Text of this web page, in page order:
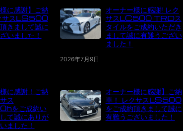
に感謝】ご納
サスLS500
きまして誠に
いました！
2026年7月9日
オーナー様に感謝! レク
サスLC500 TRDス
タイルをご成約いただき
まして誠に有難うござい
ました！
に感謝！ご納
ス
をご成約い
て誠にありが
ました！
オーナー様に感謝】ご納
車！ レクサスLS500
をご成約頂きまして誠に
有難うございました！